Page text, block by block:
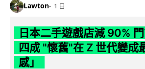
Lawton 1 日
日本二手遊戲店減 90%
四成 "懷舊"在 Z 世代變成
感」